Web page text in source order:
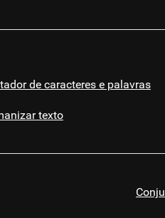
de caracteres e palavras
texto